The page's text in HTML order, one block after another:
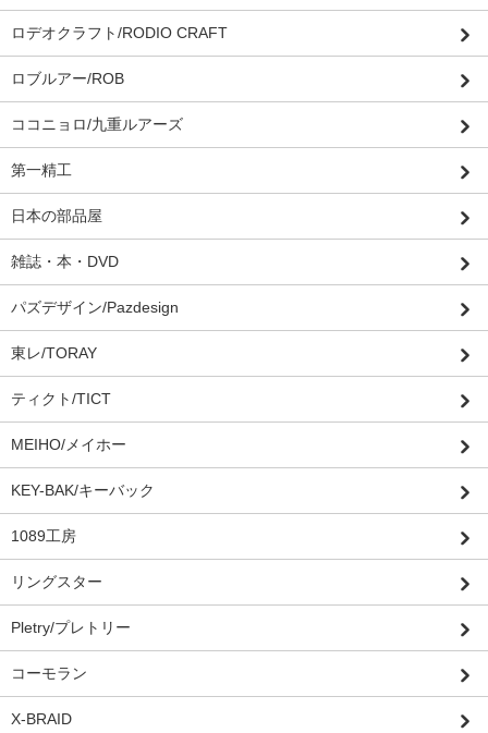
ロデオクラフト/RODIO CRAFT
ロブルアー/ROB
ココニョロ/九重ルアーズ
第一精工
日本の部品屋
雑誌・本・DVD
パズデザイン/Pazdesign
東レ/TORAY
ティクト/TICT
MEIHO/メイホー
KEY-BAK/キーバック
1089工房
リングスター
Pletry/プレトリー
コーモラン
X-BRAID